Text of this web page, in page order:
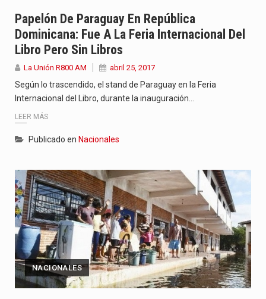
Hace casi dos meses que Rivas dejó el Senado y,…
Papelón De Paraguay En República
Dominicana: Fue A La Feria Internacional Del
Libro Pero Sin Libros
La Unión R800 AM abril 25, 2017
Según lo trascendido, el stand de Paraguay en la Feria
Internacional del Libro, durante la inauguración…
LEER MÁS
Publicado en Nacionales
NACIONALES